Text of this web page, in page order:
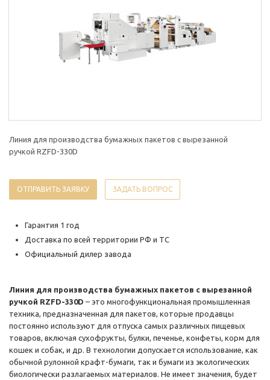
Линия для производства бумажных пакетов с вырезанной
ручкой RZFD-330D
ОТПРАВИТЬ ЗАЯВКУ ЗАДАТЬ ВОПРОС
Гарантия 1 год
Доставка по всей территории РФ и ТС
Официальный дилер завода
Линия для производства бумажных пакетов с вырезанной
ручкой RZFD-330D – это многофункциональная промышленная
техника, предназначенная для пакетов, которые продавцы
постоянно используют для отпуска самых различных пищевых
товаров, включая сухофрукты, булки, печенье, конфеты, корм для
кошек и собак, и др. В технологии допускается использование, как
обычной рулонной крафт-бумаги, так и бумаги из экологических
биологически разлагаемых материалов. Не имеет значения, будет